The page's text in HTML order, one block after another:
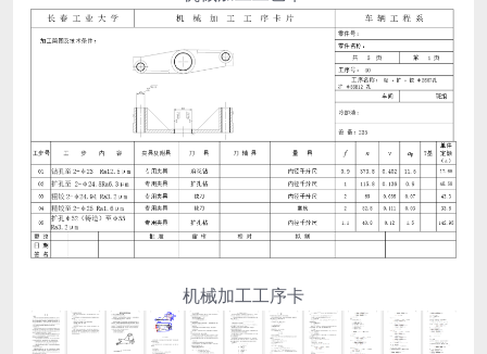
机械加工工序卡